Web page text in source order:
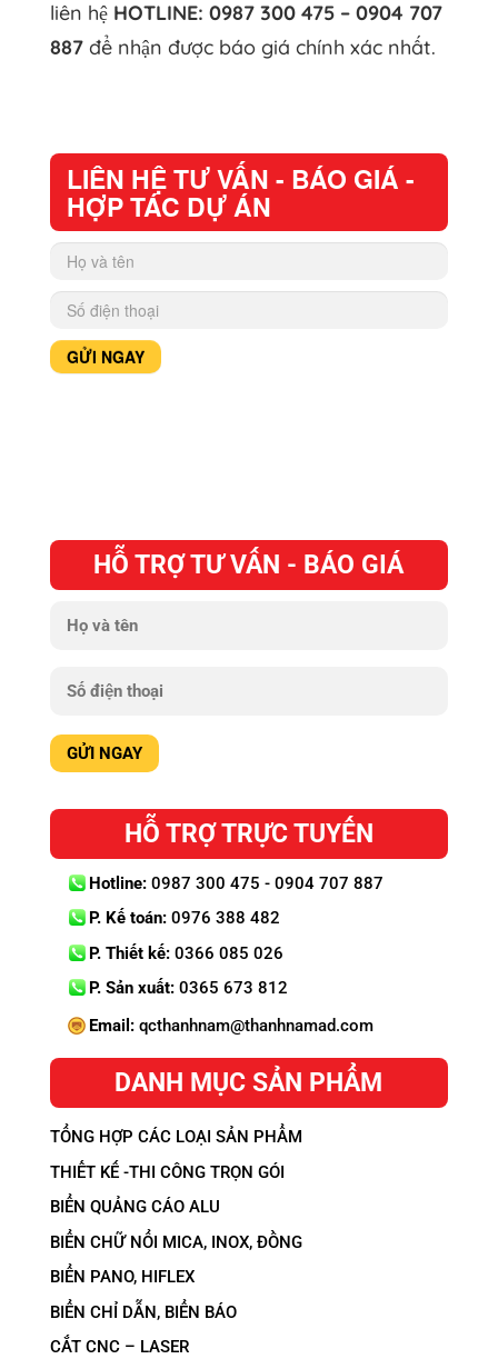
liên hệ HOTLINE: 0987 300 475 – 0904 707
887để nhận được báo giá chính xác nhất.
LIÊN HỆ TƯ VẤN - BÁO GIÁ -
HỢP TÁC DỰ ÁN
GỬI NGAY
HỖ TRỢ TƯ VẤN - BÁO GIÁ
HỖ TRỢ TRỰC TUYẾN
Hotline:0987 300 475 - 0904 707 887
P. Kế toán:0976 388 482
P. Thiết kế:0366 085 026
P. Sản xuất:0365 673 812
Email:qcthanhnam@thanhnamad.com
DANH MỤC SẢN PHẨM
TỔNG HỢP CÁC LOẠI SẢN PHẨM
THIẾT KẾ -THI CÔNG TRỌN GÓI
BIỂN QUẢNG CÁO ALU
BIỂN CHỮ NỔI MICA, INOX, ĐỒNG
BIỂN PANO, HIFLEX
BIỂN CHỈ DẪN, BIỂN BÁO
CẮT CNC – LASER